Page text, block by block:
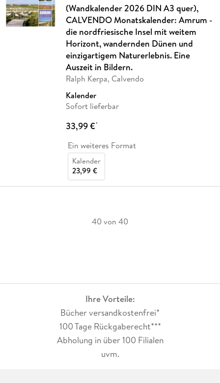
(Wandkalender 2026 DIN A3 quer),
CALVENDO Monatskalender: Amrum -
die nordfriesische Insel mit weitem
Horizont, wandernden Dünen und
einzigartigem Naturerlebnis. Eine
Auszeit in Bildern.
Ralph Kerpa, Calvendo
Kalender
Sofort lieferbar
33,99 €*
Ein weiteres Format
Kalender
23,99 €
40 von 40
Ihre Vorteile:
Bücher versandkostenfrei*
100 Tage Rückgaberecht***
Abholung in über 100 Filialen
uvm.